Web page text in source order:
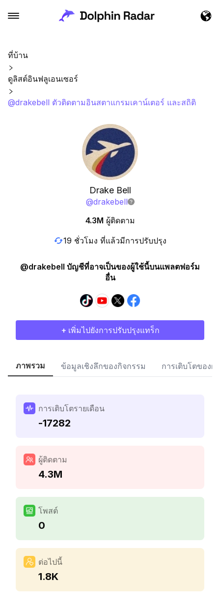
ที่บ้าน
ดูลิสต์อินฟลูเอนเซอร์
@drakebell ตัวติดตามอินสตาแกรมเคาน์เตอร์ และสถิติ
Drake Bell
@drakebell
4.3M ผู้ติดตาม
19 ชั่วโมง ที่แล้วมีการปรับปรุง
@drakebell บัญชีที่อาจเป็นของผู้ใช้นี้บนแพลตฟอร์ม
อื่น
+ เพิ่มไปยังการปรับปรุงแทร็ก
ภาพรวม ข้อมูลเชิงลึกของกิจกรรม การเติบโตของผู้
การเติบโตรายเดือน
-17282
ผู้ติดตาม
4.3M
โพสต์
0
ต่อไปนี้
1.8K